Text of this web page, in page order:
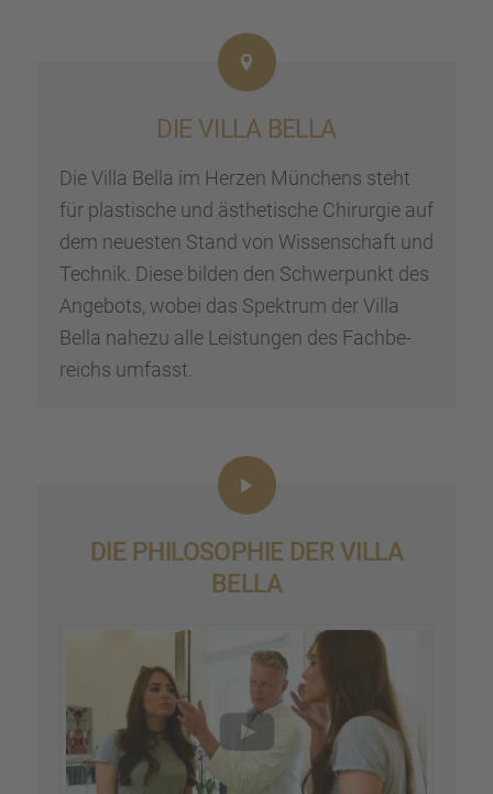
DIE VILLA BELLA
Die Villa Bella im Herzen Münchens steht
für plasti­sche und ästhe­ti­sche Chirur­gie auf
dem neues­ten Stand von Wissen­schaft und
Technik. Diese bilden den Schwer­punkt des
Angebots, wobei das Spektrum der Villa
Bella nahezu alle Leistun­gen des Fachbe­
reichs umfasst.
DIE PHILO­SO­PHIE DER VILLA
BELLA